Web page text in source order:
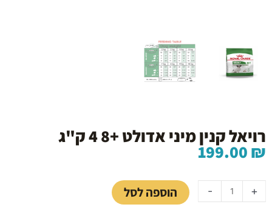
רויאל קנין מיני אדולט +8 4 ק"ג
199.00₪
-
של
רויאל
+ הוספה לסל